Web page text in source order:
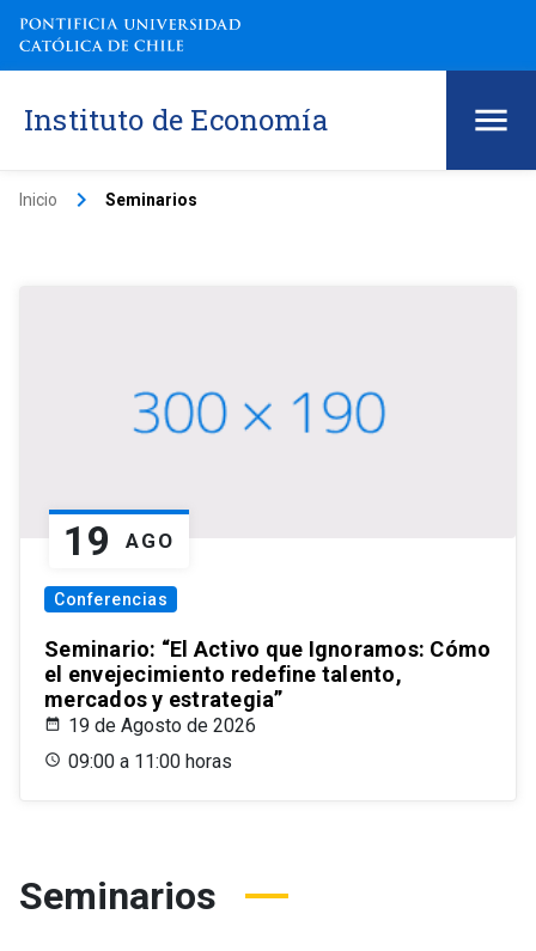
Instituto de Economía
Inicio keyboard_arrow_right Seminarios
19 AGO
Conferencias
Seminario: “El Activo que Ignoramos: Cómo
el envejecimiento redefine talento,
mercados y estrategia”
19 de Agosto de 2026
09:00 a 11:00 horas
Seminarios